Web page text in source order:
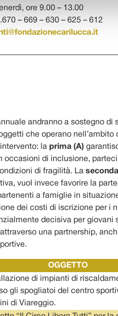
ore 9.00 – 13.00
– 669 – 630 – 625 – 612
andranno a sostegno di
che operano nell’ambito
la prima (A)
occasioni di inclusione,
di fragilità. La
vuol invece favorire la
a famiglie in
dei costi di iscrizione per i
decisiva per giovani
una partnership,
OGGETTO
di impianti di
gli spogliatoi del centro
di Viareggio.